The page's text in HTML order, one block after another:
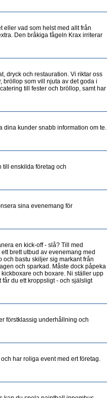
eller vad som helst med allt från
Den bråkiga fågeln Krax irriterar
dryck och restauration. Vi riktar oss
bröllop som vill njuta av det goda i
till fester och bröllop, samt har
dina kunder snabb information om te.
till enskilda företag och
sina evenemang för
en kick-off - slå? Till med
brett utbud av evenemang med
bastu skiljer sig markant från
och sparkad. Måste dock påpeka
och boxare. Ni ställer upp
du ett kroppsligt - och själsligt
förstklassig underhållning och
har roliga event med ert företag.